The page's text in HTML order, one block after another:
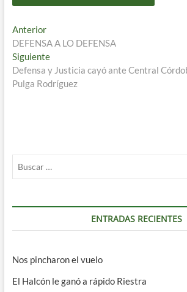
Navegación
de
entradas
AnteriorEntrada
anterior:
DEFENSA A LO DEFENSA
SiguienteEntrada
siguiente:
Defensa y Justicia cayó ante Central
Pulga Rodríguez
ENTRADAS RECIENTES
Nos pincharon el vuelo
El Halcón le ganó a rápido Riestra